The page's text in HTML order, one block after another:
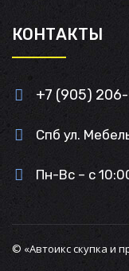
КОНТАКТЫ
+7 (905)
Спб ул.
Пн-Вс – с
© «Автоикс скупка и